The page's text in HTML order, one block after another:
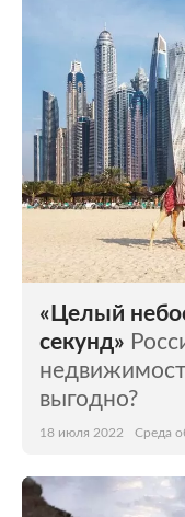
Мир
Наука и
Культура
Ценности
Из жизни
Забота о
«Целый
секунд»
выгодно?
18 июля 2022 Среда